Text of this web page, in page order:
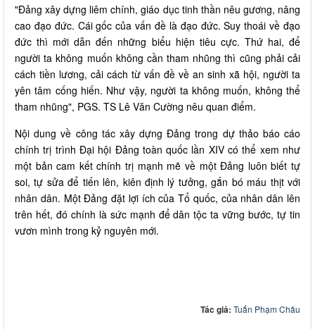
"Đảng xây dựng liêm chính, giáo dục tinh thần nêu gương, nâng
cao đạo đức. Cái gốc của vấn đề là đạo đức. Suy thoái về đạo
đức thì mới dẫn đến những biểu hiện tiêu cực. Thứ hai, để
người ta không muốn không cần tham nhũng thì cũng phải cải
cách tiền lương, cải cách từ vấn đề về an sinh xã hội, người ta
yên tâm cống hiến. Như vậy, người ta không muốn, không thể
tham nhũng", PGS. TS Lê Văn Cường nêu quan điểm.
Nội dung về công tác xây dựng Đảng trong dự thảo báo cáo
chính trị trình Đại hội Đảng toàn quốc lần XIV có thể xem như
một bản cam kết chính trị mạnh mẽ về một Đảng luôn biết tự
soi, tự sửa để tiến lên, kiên định lý tưởng, gắn bó máu thịt với
nhân dân. Một Đảng đặt lợi ích của Tổ quốc, của nhân dân lên
trên hết, đó chính là sức mạnh để dân tộc ta vững bước, tự tin
vươn mình trong kỷ nguyên mới.
Tác giả: Tuấn Phạm Châu